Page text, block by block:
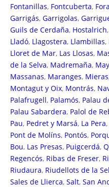
Fontanillas, Fontcuberta,
Garrigás, Garrigolas,
Guils de Cerdaña, Hostalrich,
Lladó, Llagostera, Llambillas,
Lloret de Mar, Las Llosas,
de la Selva, Madremaña,
Massanas, Maranges, Mieras
Montagut y Oix, Montrás,
Palafrugell, Palamós, Palau
Palau Sabardera, Palol de
Pau, Pedret y Marsá, La Pera,
Pont de Molíns, Pontós,
Bou, Las Presas, Puigcerdá,
Regencós, Ribas de Freser,
Riudaura, Riudellots de la
Sales de Llierca, Salt, San